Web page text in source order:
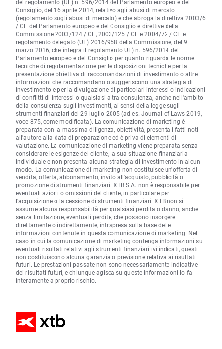
del regolamento (UE) n. 596/2014 del Parlamento europeo e del
Consiglio, del 16 aprile 2014, relativo agli abusi di mercato
(regolamento sugli abusi di mercato) e che abroga la direttiva 2003/6
/ CE del Parlamento europeo e del Consiglio e direttive della
Commissione 2003/124 / CE, 2003/125 / CE e 2004/72 / CE e
regolamento delegato (UE) 2016/958 della Commissione, del 9
marzo 2016, che integra il regolamento UE) n. 596/2014 del
Parlamento europeo e del Consiglio per quanto riguarda le norme
tecniche di regolamentazione per le disposizioni tecniche per la
presentazione obiettiva di raccomandazioni di investimento o altre
informazioni che raccomandano o suggeriscono una strategia di
investimento e per la divulgazione di particolari interessi o indicazioni
di conflitti di interessi o qualsiasi altra consulenza, anche nell'ambito
della consulenza sugli investimenti, ai sensi della legge sugli
strumenti finanziari del 29 luglio 2005 (ad es. Journal of Laws 2019,
voce 875, come modificata). La comunicazione di marketing è
preparata con la massima diligenza, obiettività, presenta i fatti noti
all'autore alla data di preparazione ed è priva di elementi di
valutazione. La comunicazione di marketing viene preparata senza
considerare le esigenze del cliente, la sua situazione finanziaria
individuale e non presenta alcuna strategia di investimento in alcun
modo. La comunicazione di marketing non costituisce un'offerta di
vendita, offerta, abbonamento, invito all'acquisto, pubblicità o
promozione di strumenti finanziari. XTB S.A. non è responsabile per
eventuali azioni o omissioni del cliente, in particolare per
l'acquisizione o la cessione di strumenti finanziari. XTB non si
assume alcuna responsabilità per qualsiasi perdita o danno, anche
senza limitazione, eventuali perdite, che possono insorgere
direttamente o indirettamente, intrapresa sulla base delle
informazioni contenute in questa comunicazione di marketing. Nel
caso in cui la comunicazione di marketing contenga informazioni su
eventuali risultati relativi agli strumenti finanziari ivi indicati, questi
non costituiscono alcuna garanzia o previsione relativa ai risultati
futuri. Le prestazioni passate non sono necessariamente indicative
dei risultati futuri, e chiunque agisca su queste informazioni lo fa
interamente a proprio rischio.